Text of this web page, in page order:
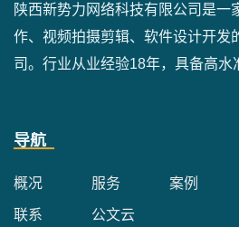
陕西新势力网络科技有限公司是一
作、视频拍摄剪辑、软件设计开发
司。行业从业经验18年，具备高水
导航
概况 服务 案例
联系 公文云